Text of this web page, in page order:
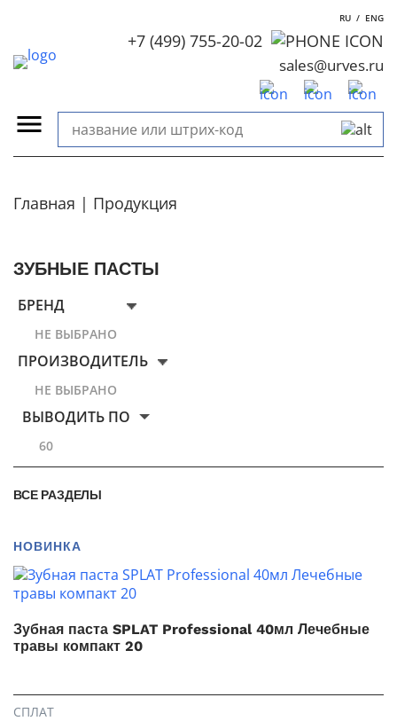
RU / ENG
+7 (499) 755-20-02
sales@urves.ru
Главная Продукция
ЗУБНЫЕ ПАСТЫ
БРЕНД
НЕ ВЫБРАНО
ПРОИЗВОДИТЕЛЬ
НЕ ВЫБРАНО
ВЫВОДИТЬ ПО
60
ВСЕ РАЗДЕЛЫ
НОВИНКА
Зубная паста SPLAT Professional 40мл Лечебные
травы компакт 20
СПЛАТ